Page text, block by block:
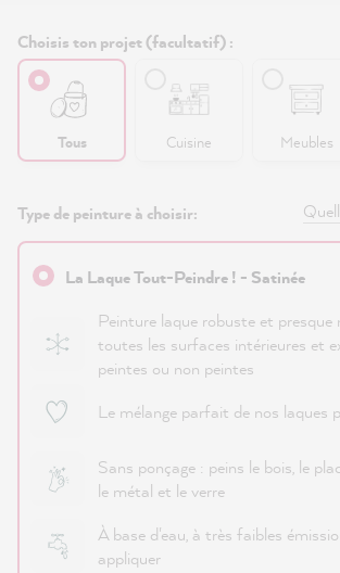
Choisis ton projet (facultatif) :
Tous Cuisine Meubles
Type de peinture à choisir:
La Laque Tout-Peindre ! - Satinée
Peinture laque robuste et
toutes les surfaces intérieures et
peintes ou non peintes
Le mélange parfait de nos laques
Sans ponçage : peins le bois, le
le métal et le verre
À base d'eau, à très faibles
appliquer